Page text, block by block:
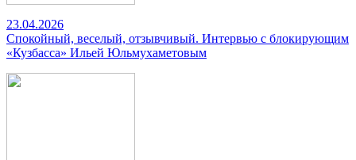
23.04.2026
Спокойный, веселый, отзывчивый. Интервью с блокирующим
«Кузбасса» Ильей Юльмухаметовым